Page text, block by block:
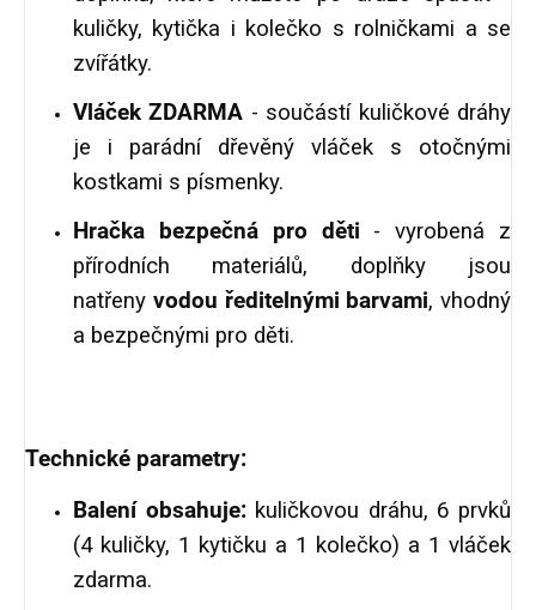
kuličky, kytička i kolečko s rolničkami a se
zvířátky.
Vláček ZDARMA - součástí kuličkové dráhy
je i parádní dřevěný vláček s otočnými
kostkami s písmenky.
Hračka bezpečná pro děti - vyrobená z
přírodních materiálů, doplňky jsou
natřeny vodou ředitelnými barvami, vhodný
a bezpečnými pro děti.
Technické parametry:
Balení obsahuje:kuličkovou dráhu, 6 prvků
(4 kuličky, 1 kytičku a 1 kolečko) a 1 vláček
zdarma.